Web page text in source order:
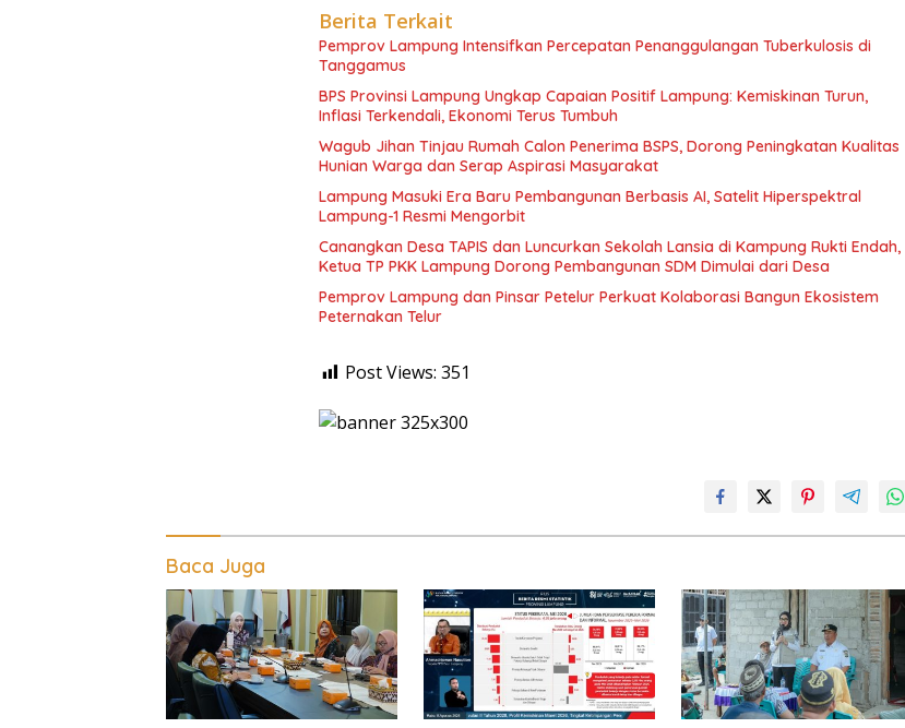
Berita Terkait
Pemprov Lampung Intensifkan Percepatan Penanggulangan Tuberkulosis di
Tanggamus
BPS Provinsi Lampung Ungkap Capaian Positif Lampung: Kemiskinan Turun,
Inflasi Terkendali, Ekonomi Terus Tumbuh
Wagub Jihan Tinjau Rumah Calon Penerima BSPS, Dorong Peningkatan Kualitas
Hunian Warga dan Serap Aspirasi Masyarakat
Lampung Masuki Era Baru Pembangunan Berbasis AI, Satelit Hiperspektral
Lampung-1 Resmi Mengorbit
Canangkan Desa TAPIS dan Luncurkan Sekolah Lansia di Kampung Rukti Endah,
Ketua TP PKK Lampung Dorong Pembangunan SDM Dimulai dari Desa
Pemprov Lampung dan Pinsar Petelur Perkuat Kolaborasi Bangun Ekosistem
Peternakan Telur
Post Views: 351
Baca Juga